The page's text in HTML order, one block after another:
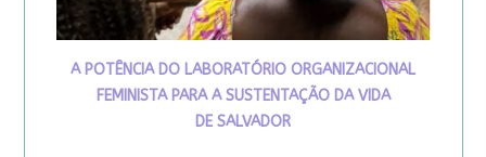
A POTÊNCIA DO LABORATÓRIO ORGANIZACIONAL
FEMINISTA PARA A SUSTENTAÇÃO DA VIDA
DE SALVADOR